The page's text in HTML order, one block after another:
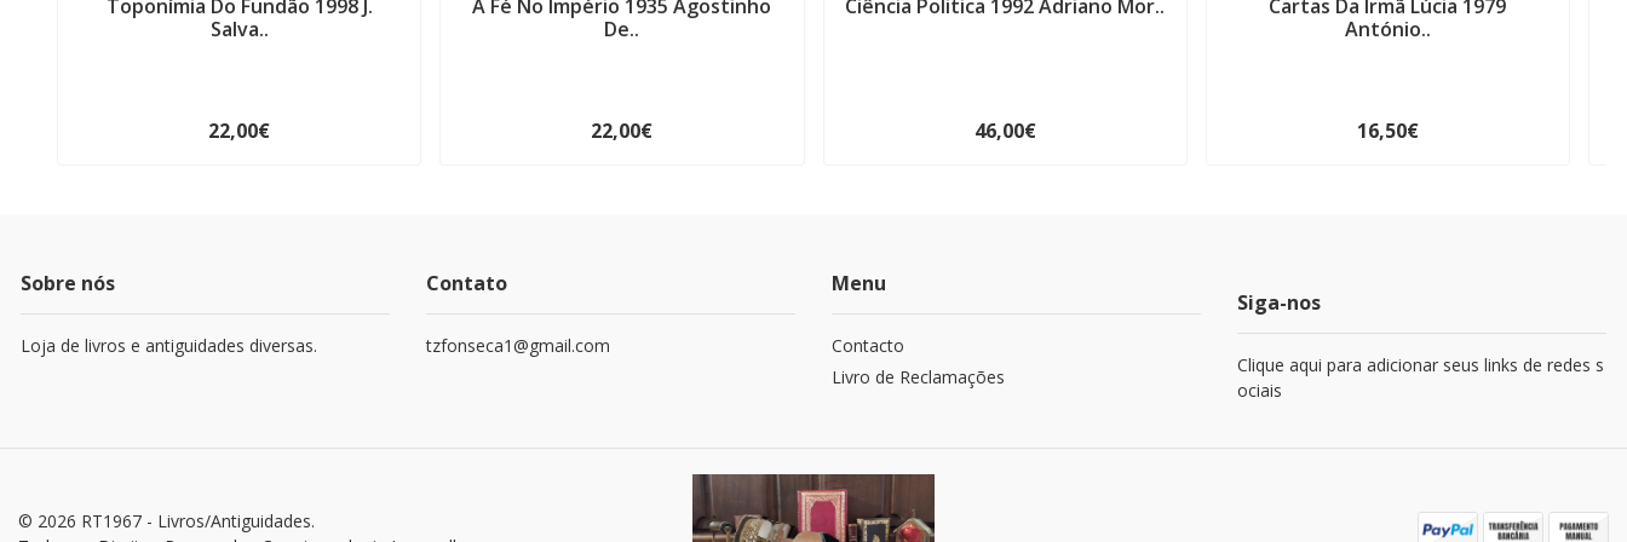
Toponímia Do Fundão 1998 J.
Salva..
22,00€
A Fé No Império 1935 Agostinho
De..
22,00€
Ciência Politica 1992 Adriano Mor..
46,00€
Cartas Da Irmã Lúcia 1979
António..
16,50€
Sobre nós
Loja de livros e antiguidades diversas.
Contato
tzfonseca1@gmail.com
Menu
Contacto
Livro de Reclamações
Siga-nos
Clique aqui para adicionar seus links de redes s
ociais
© 2026 RT1967 - Livros/Antiguidades.